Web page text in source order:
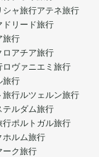
シャ旅行アテネ旅行
ドリード旅行
旅行
ロアチア旅行
ロヴァニエミ旅行
旅行
旅行ルツェルン旅行
テルダム旅行
行ポルトガル旅行
ホルム旅行
ーク旅行